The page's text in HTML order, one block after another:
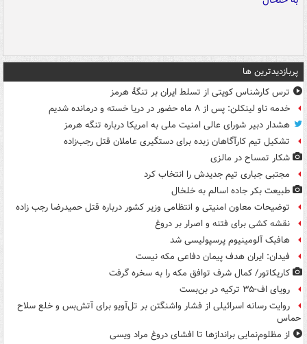
پربازدیدترین ها
ترس کارشناس کویتی از تسلط ایران بر تنگۀ هرمز
خدمه ناو لینکلن: پس از ۸ ماه حضور در دریا خسته و درمانده‌ شدیم
هشدار دبیر شورای عالی امنیت ملی به امریکا درباره تنگه هرمز
تشکیل تیم کارآگاهان زبده برای دستگیری عاملان قتل رجب‌زاده
شکار تمساح در مالزی
مجتبی جباری تیم جدیدش را انتخاب کرد
طبیعت بکر جاده اسالم به خلخال
توضیحات معاون امنیتی و انتظامی وزیر کشور درباره قتل حمیدرضا رجب زاده
نقشه کشی برای فتنه و اصرار بر دروغ
هافبک آلومینیوم پرسپولیسی شد
فیدان: ایران هدف پیمان دفاعی مکه نیست
کاریکاتور/ کمال شرف توافق مکه را به سخره گرفت
رویای اف-۳۵ ترکیه در بن‌بست
روایت رسانه اسرائیلی از فشار واشنگتن بر تل‌آویو برای آتش‌بس و خلع سلاح
حماس
از مظلوم‌نمایی براندازها تا افشای دروغ مراد ویسی